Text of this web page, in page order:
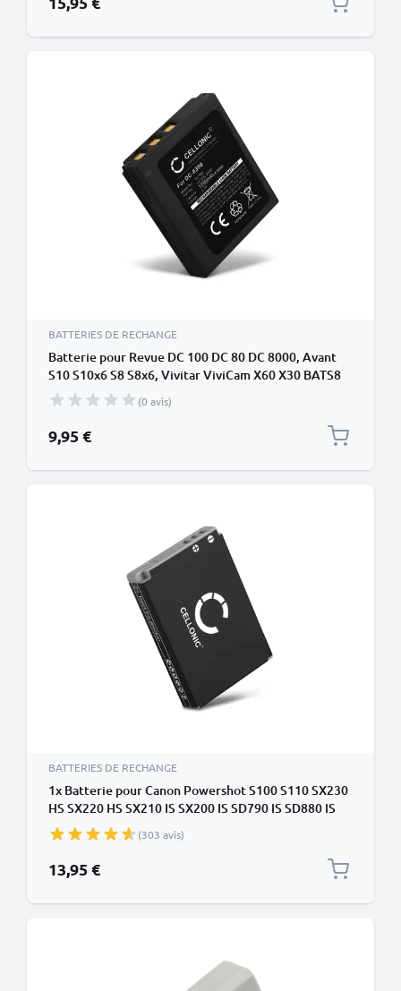
BATTERIES DE RECHANGE
Batterie pour Revue DC 100 DC 80 DC 8000, Avant
S10 S10x6 S8 S8x6, Vivitar ViviCam X60 X30 BATS8
(1250mAh, 3.7V) de CELLONIC
(0 avis)
9,95 €
BATTERIES DE RECHANGE
1x Batterie pour Canon Powershot S100 S110 SX230
HS SX220 HS SX210 IS SX200 IS SD790 IS SD880 IS
SD870 IS SD800 IS NB-5L (1120mAh, 3.7V) de
CELLONIC
(303 avis)
13,95 €